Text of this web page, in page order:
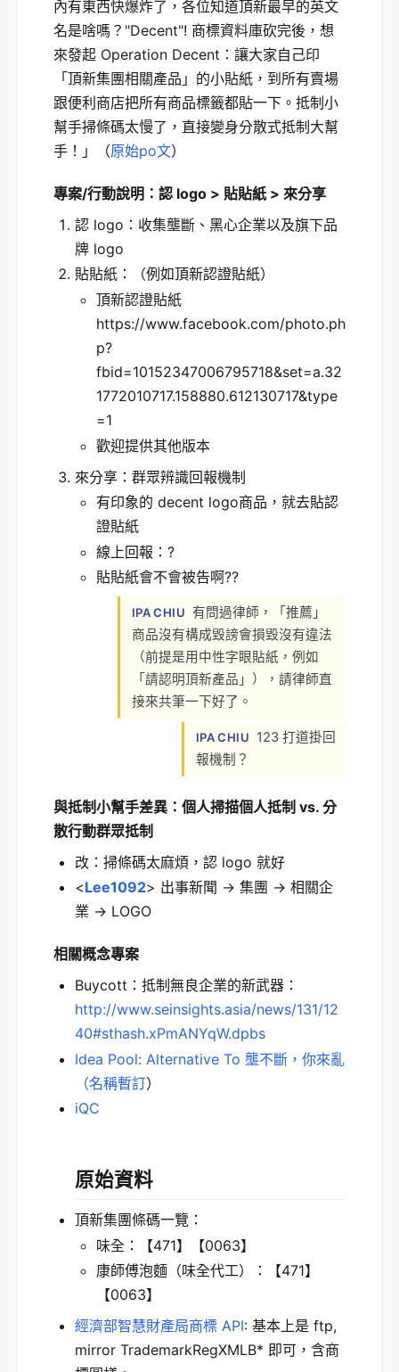
內有東西快爆炸了，各位知道頂新最早的英文
名是啥嗎？"Decent"! 商標資料庫砍完後，想
來發起 Operation Decent：讓大家自己印
「頂新集團相關產品」的小貼紙，到所有賣場
跟便利商店把所有商品標籤都貼一下。抵制小
幫手掃條碼太慢了，直接變身分散式抵制大幫
手！」（原始po文）
專案/行動說明：認 logo > 貼貼紙 > 來分享
認 logo：收集壟斷、黑心企業以及旗下品
牌 logo
貼貼紙：（例如頂新認證貼紙）
頂新認證貼紙
https://www.facebook.com/photo.ph
p?
fbid=10152347006795718&set=a.32
1772010717.158880.612130717&type
=1
歡迎提供其他版本
來分享：群眾辨識回報機制
有印象的 decent logo商品，就去貼認
證貼紙
線上回報：?
貼貼紙會不會被告啊??
IPA CHIU 有問過律師，「推薦」
商品沒有構成毀謗會損毀沒有違法
（前提是用中性字眼貼紙，例如
「請認明頂新產品」），請律師直
接來共筆一下好了。
IPA CHIU
123 打道掛回
報機制？
與抵制小幫手差異：個人掃描個人抵制 vs. 分
散行動群眾抵制
改：掃條碼太麻煩，認 logo 就好
<Lee1092> 出事新聞 -> 集團 -> 相關企
業 -> LOGO
相關概念專案
Buycott：抵制無良企業的新武器：
http://www.seinsights.asia/news/131/12
40#sthash.xPmANYqW.dpbs
Idea Pool: Alternative To 壟不斷，你來亂
（名稱暫訂）
iQC
原始資料
頂新集團條碼一覽：
味全：【471】【0063】
康師傅泡麵（味全代工）：【471】
【0063】
經濟部智慧財產局商標 API: 基本上是 ftp,
mirror TrademarkRegXMLB* 即可，含商